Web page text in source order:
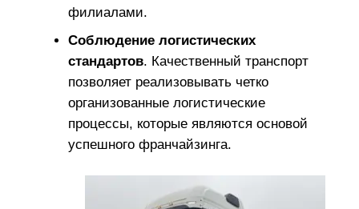
филиалами.
Соблюдение логистических
стандартов. Качественный транспорт
позволяет реализовывать четко
организованные логистические
процессы, которые являются основой
успешного франчайзинга.